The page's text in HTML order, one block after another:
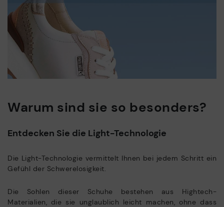
Warum sind sie so besonders?
Entdecken Sie die Light-Technologie
Die Light-Technologie vermittelt Ihnen bei jedem Schritt ein
Gefühl der Schwerelosigkeit.
Die Sohlen dieser Schuhe bestehen aus Hightech-
Materialien, die sie unglaublich leicht machen, ohne dass